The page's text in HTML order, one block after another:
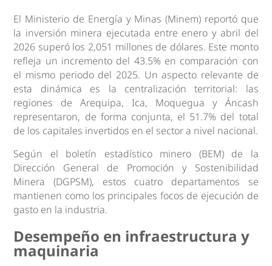
El Ministerio de Energía y Minas (Minem) reportó que
la inversión minera ejecutada entre enero y abril del
2026 superó los 2,051 millones de dólares. Este monto
refleja un incremento del 43.5% en comparación con
el mismo periodo del 2025. Un aspecto relevante de
esta dinámica es la centralización territorial: las
regiones de Arequipa, Ica, Moquegua y Áncash
representaron, de forma conjunta, el 51.7% del total
de los capitales invertidos en el sector a nivel nacional.
Según el boletín estadístico minero (BEM) de la
Dirección General de Promoción y Sostenibilidad
Minera (DGPSM), estos cuatro departamentos se
mantienen como los principales focos de ejecución de
gasto en la industria.
Desempeño en infraestructura y
maquinaria